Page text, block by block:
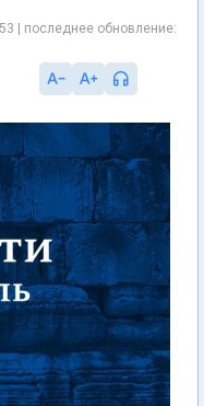
| последнее обновление: